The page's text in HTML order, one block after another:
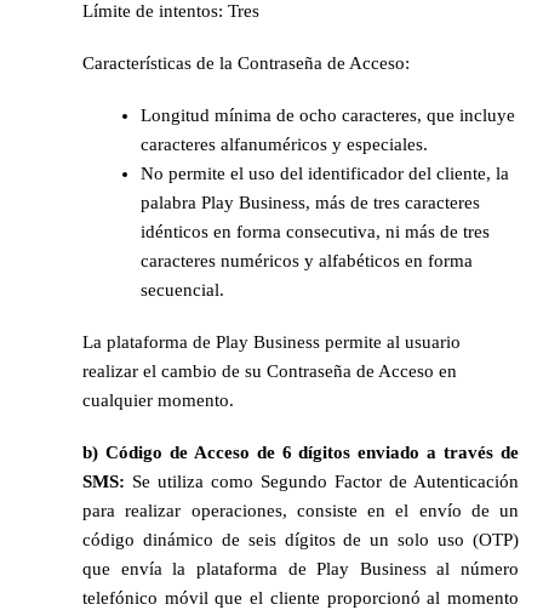
Límite de intentos: Tres
Características de la Contraseña de Acceso:
Longitud mínima de ocho caracteres, que incluye
caracteres alfanuméricos y especiales.
No permite el uso del identificador del cliente, la
palabra Play Business, más de tres caracteres
idénticos en forma consecutiva, ni más de tres
caracteres numéricos y alfabéticos en forma
secuencial.
La plataforma de Play Business permite al usuario
realizar el cambio de su Contraseña de Acceso en
cualquier momento.
b) Código de Acceso de 6 dígitos enviado a través de
SMS: Se utiliza como Segundo Factor de Autenticación
para realizar operaciones, consiste en el envío de un
código dinámico de seis dígitos de un solo uso (OTP)
que envía la plataforma de Play Business al número
telefónico móvil que el cliente proporcionó al momento